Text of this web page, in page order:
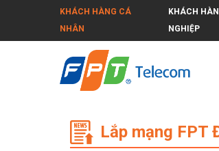
KHÁCH HÀNG CÁ
NHÂN
KHÁCH
NGHIỆP
Lắp mạng FPT